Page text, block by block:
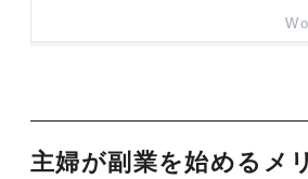
主婦が副業を始めるメ